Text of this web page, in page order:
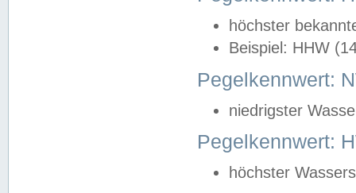
höchster
Beispiel: HHW
Pegelkennwert:
niedrigster
Pegelkennwert:
höchster